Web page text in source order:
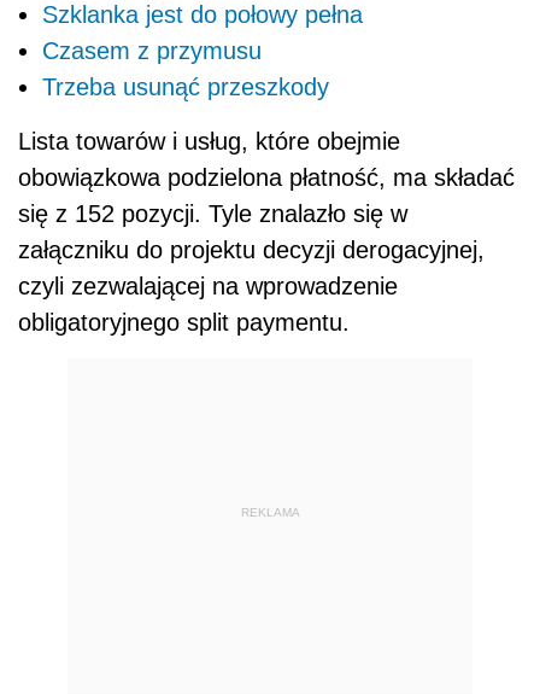
Szklanka jest do połowy pełna
Czasem z przymusu
Trzeba usunąć przeszkody
Lista towarów i usług, które obejmie
obowiązkowa podzielona płatność, ma składać
się z 152 pozycji. Tyle znalazło się w
załączniku do projektu decyzji derogacyjnej,
czyli zezwalającej na wprowadzenie
obligatoryjnego split paymentu.
REKLAMA